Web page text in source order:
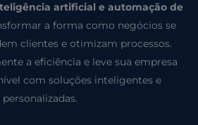
artificial e automação de
a forma como negócios se
clientes e otimizam processos.
a eficiência e leve sua empresa
com soluções inteligentes e
personalizadas.